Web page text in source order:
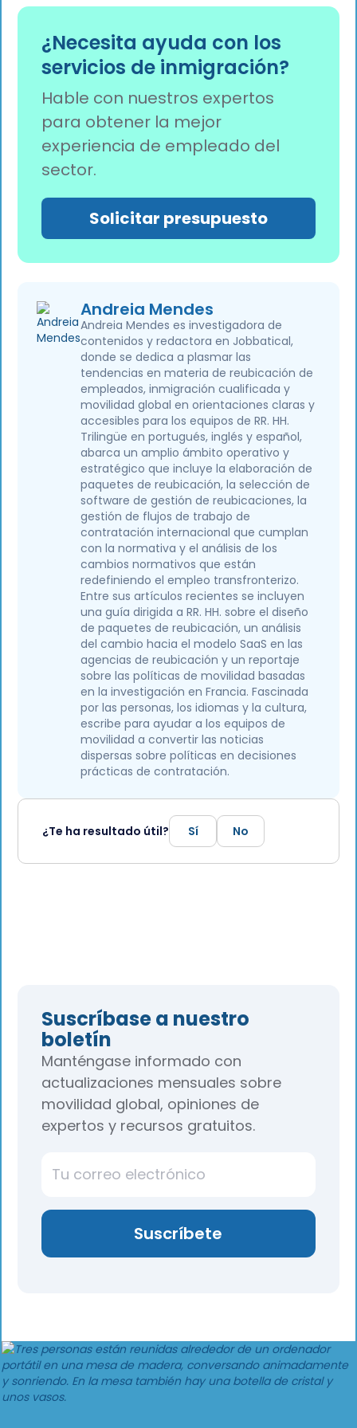
Su experiencia en la legislación local en
materia de inmigración permite a los
proveedores sortear los obstáculos
específicos e identificar todas las vías legales
posibles para agilizar el proceso de traslado.
¿Necesita ayuda con los
servicios de inmigración?
Hable con nuestros expertos
para obtener la mejor
experiencia de empleado del
sector.
Solicitar presupuesto
Andreia Mendes
Andreia Mendes es investigadora de
contenidos y redactora en Jobbatical,
donde se dedica a plasmar las
tendencias en materia de reubicación de
empleados, inmigración cualificada y
movilidad global en orientaciones claras y
accesibles para los equipos de RR. HH.
Trilingüe en portugués, inglés y español,
abarca un amplio ámbito operativo y
estratégico que incluye la elaboración de
paquetes de reubicación, la selección de
software de gestión de reubicaciones, la
gestión de flujos de trabajo de
contratación internacional que cumplan
con la normativa y el análisis de los
cambios normativos que están
redefiniendo el empleo transfronterizo.
Entre sus artículos recientes se incluyen
una guía dirigida a RR. HH. sobre el diseño
de paquetes de reubicación, un análisis
del cambio hacia el modelo SaaS en las
agencias de reubicación y un reportaje
sobre las políticas de movilidad basadas
en la investigación en Francia. Fascinada
por las personas, los idiomas y la cultura,
escribe para ayudar a los equipos de
movilidad a convertir las noticias
dispersas sobre políticas en decisiones
prácticas de contratación.
¿Te ha resultado útil? Sí No
Suscríbase a nuestro
boletín
Manténgase informado con
actualizaciones mensuales sobre
movilidad global, opiniones de
expertos y recursos gratuitos.